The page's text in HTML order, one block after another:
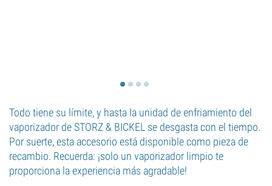
Todo tiene su límite, y hasta la unidad de enfriamiento del
vaporizador de STORZ & BICKEL se desgasta con el tiempo.
Por suerte, esta accesorio está disponible como pieza de
recambio. Recuerda: ¡solo un vaporizador limpio te
proporciona la experiencia más agradable!